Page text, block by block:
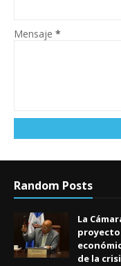
Mensaje *
Random Posts
La
de la